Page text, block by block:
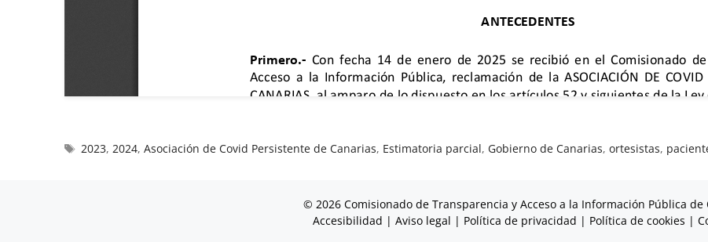
2023,2024,Asociación de Covid Persistente de Canarias, Estimatoria parcial, Gobierno de Canarias,ortesistas,
© 2026 Comisionado de Transparencia y Acceso a la Información Pública de
Accesibilidad | Aviso legal | Política de privacidad | Política de cookies |